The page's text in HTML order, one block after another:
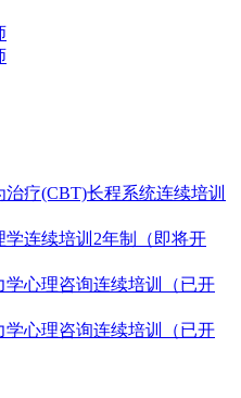
治疗(CBT)长程系统连续培训
学连续培训2年制（即将开
学心理咨询连续培训（已开
学心理咨询连续培训（已开